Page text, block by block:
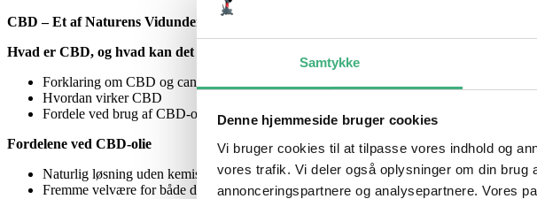
Samtykke
Denne hjemmeside bruger cookies
Vi bruger cookies til at tilpasse vores indhold og
vores trafik. Vi deler også oplysninger om din
annonceringspartnere og analysepartnere. Vores
CBD – Et af Naturens Vidundere
Hvad er CBD, og hvad kan det gøre for din hund?
Forklaring om CBD og cannabinoider
Hvordan virker CBD
Fordele ved brug af CBD-olie
Fordelene ved CBD-olie
Naturlig løsning uden kemiske tilsætningsstoffer
Fremme velvære for både dyr og mennesker